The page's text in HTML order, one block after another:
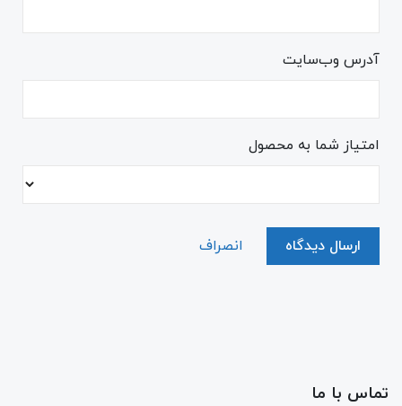
آدرس وب‌سایت
امتیاز شما به محصول
ارسال دیدگاه انصراف
تماس با ما